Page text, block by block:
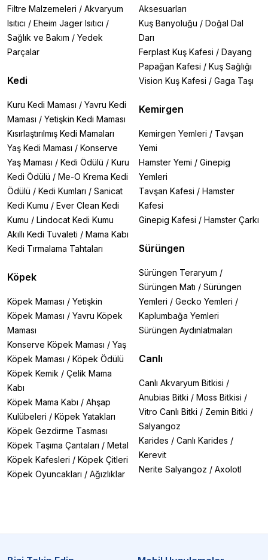
Filtre Malzemeleri / Akvaryum
Isıtıcı / Eheim Jager Isıtıcı /
Sağlık ve Bakım / Yedek
Parçalar
Kedi
Kuru Kedi Maması / Yavru Kedi
Maması / Yetişkin Kedi Maması
Kısırlaştırılmış Kedi Mamaları
Yaş Kedi Maması / Konserve
Yaş Maması / Kedi Ödülü / Kuru
Kedi Ödülü / Me-O Krema Kedi
Ödülü / Kedi Kumları / Sanicat
Kedi Kumu / Ever Clean Kedi
Kumu / Lindocat Kedi Kumu
Akıllı Kedi Tuvaleti / Mama Kabı
Kedi Tırmalama Tahtaları
Köpek
Köpek Maması / Yetişkin
Köpek Maması / Yavru Köpek
Maması
Konserve Köpek Maması / Yaş
Köpek Maması / Köpek Ödülü
Köpek Kemik / Çelik Mama
Kabı
Köpek Mama Kabı / Ahşap
Kulübeleri / Köpek Yatakları
Köpek Gezdirme Tasması
Köpek Taşıma Çantaları / Metal
Köpek Kafesleri / Köpek Çitleri
Köpek Oyuncakları / Ağızlıklar
Aksesuarları
Kuş Banyoluğu / Doğal Dal
Darı
Ferplast Kuş Kafesi / Dayang
Papağan Kafesi / Kuş Sağlığı
Vision Kuş Kafesi / Gaga Taşı
Kemirgen
Kemirgen Yemleri / Tavşan
Yemi
Hamster Yemi / Ginepig
Yemleri
Tavşan Kafesi / Hamster
Kafesi
Ginepig Kafesi / Hamster Çarkı
Sürüngen
Sürüngen Teraryum /
Sürüngen Matı / Sürüngen
Yemleri / Gecko Yemleri /
Kaplumbağa Yemleri
Sürüngen Aydınlatmaları
Canlı
Canlı Akvaryum Bitkisi /
Anubias Bitki / Moss Bitkisi /
Vitro Canlı Bitki / Zemin Bitki /
Salyangoz
Karides / Canlı Karides /
Kerevit
Nerite Salyangoz / Axolotl